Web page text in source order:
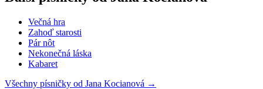
Večná hra
Zahoď starosti
Pár nôt
Nekonečná láska
Kabaret
Všechny písničky od Jana Kocianová →